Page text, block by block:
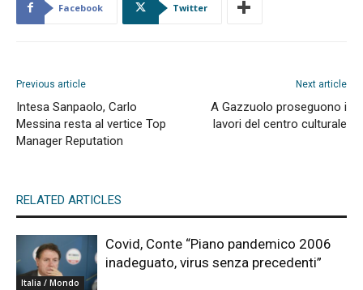
Facebook Twitter
Previous article
Intesa Sanpaolo, Carlo
Messina resta al vertice Top
Manager Reputation
Next article
A Gazzuolo proseguono i
lavori del centro culturale
RELATED ARTICLES
Italia / Mondo
Covid, Conte “Piano pandemico 2006
inadeguato, virus senza precedenti”